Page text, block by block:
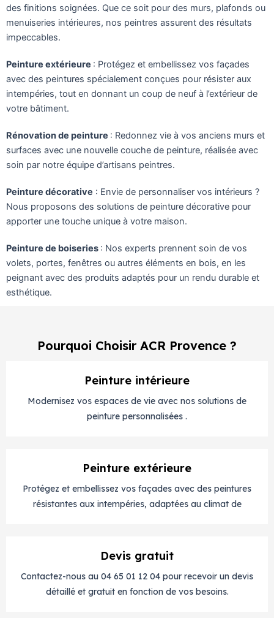
des finitions soignées. Que ce soit pour des murs, plafonds ou
menuiseries intérieures, nos peintres assurent des résultats
impeccables.
Peinture extérieure : Protégez et embellissez vos façades
avec des peintures spécialement conçues pour résister aux
intempéries, tout en donnant un coup de neuf à l’extérieur de
votre bâtiment.
Rénovation de peinture : Redonnez vie à vos anciens murs et
surfaces avec une nouvelle couche de peinture, réalisée avec
soin par notre équipe d’artisans peintres.
Peinture décorative : Envie de personnaliser vos intérieurs ?
Nous proposons des solutions de peinture décorative pour
apporter une touche unique à votre maison.
Peinture de boiseries : Nos experts prennent soin de vos
volets, portes, fenêtres ou autres éléments en bois, en les
peignant avec des produits adaptés pour un rendu durable et
esthétique.
Pourquoi Choisir ACR Provence ?
Peinture intérieure
Modernisez vos espaces de vie avec nos solutions de
peinture personnalisées .
Peinture extérieure
Protégez et embellissez vos façades avec des peintures
résistantes aux intempéries, adaptées au climat de
Devis gratuit
Contactez-nous au 04 65 01 12 04 pour recevoir un devis
détaillé et gratuit en fonction de vos besoins.